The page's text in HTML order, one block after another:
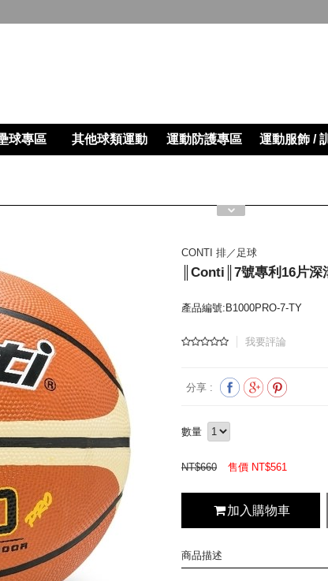
球專區 其他球類運動 運動防護專區 運動服飾 /
CONTI 排／足球
║Conti║7號專利16片
產品編號:B1000PRO-7-TY
我要評論
分享 :
數量
NT$660 售價 NT$561
加入購物車
商品描述